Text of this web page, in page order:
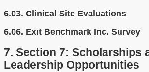
6.03. Clinical Site Evaluations
6.06. Exit Benchmark Inc. Survey
7. Section 7: Scholarships
Leadership Opportunities